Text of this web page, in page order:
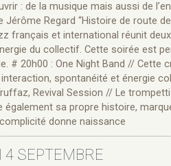
: de la musique mais aussi de
Jérôme Regard “Histoire de route
français et international réunit
du collectif. Cette soirée est
# 20h00 : One Night Band //
spontanéité et énergie
Revival Session // Le
également sa propre histoire,
donne naissance
4 SEPTEMBRE